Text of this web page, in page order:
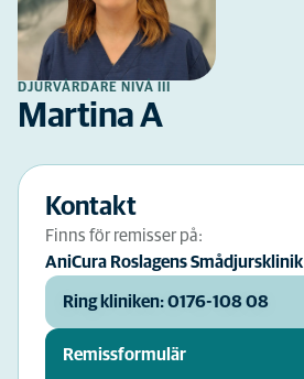
DJURVÅRDARE NIVÅ III
Martina A
Kontakt
Finns för remisser på:
AniCura Roslagens Smådjursklinik
Ring kliniken: 0176-108 08
Remissformulär